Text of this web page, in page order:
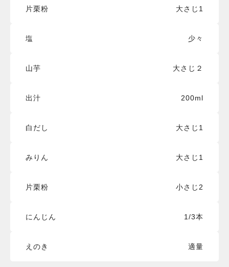
片栗粉 大さじ1
塩 少々
山芋 大さじ２
出汁 200ml
白だし 大さじ1
みりん 大さじ1
片栗粉 小さじ2
にんじん 1/3本
えのき 適量